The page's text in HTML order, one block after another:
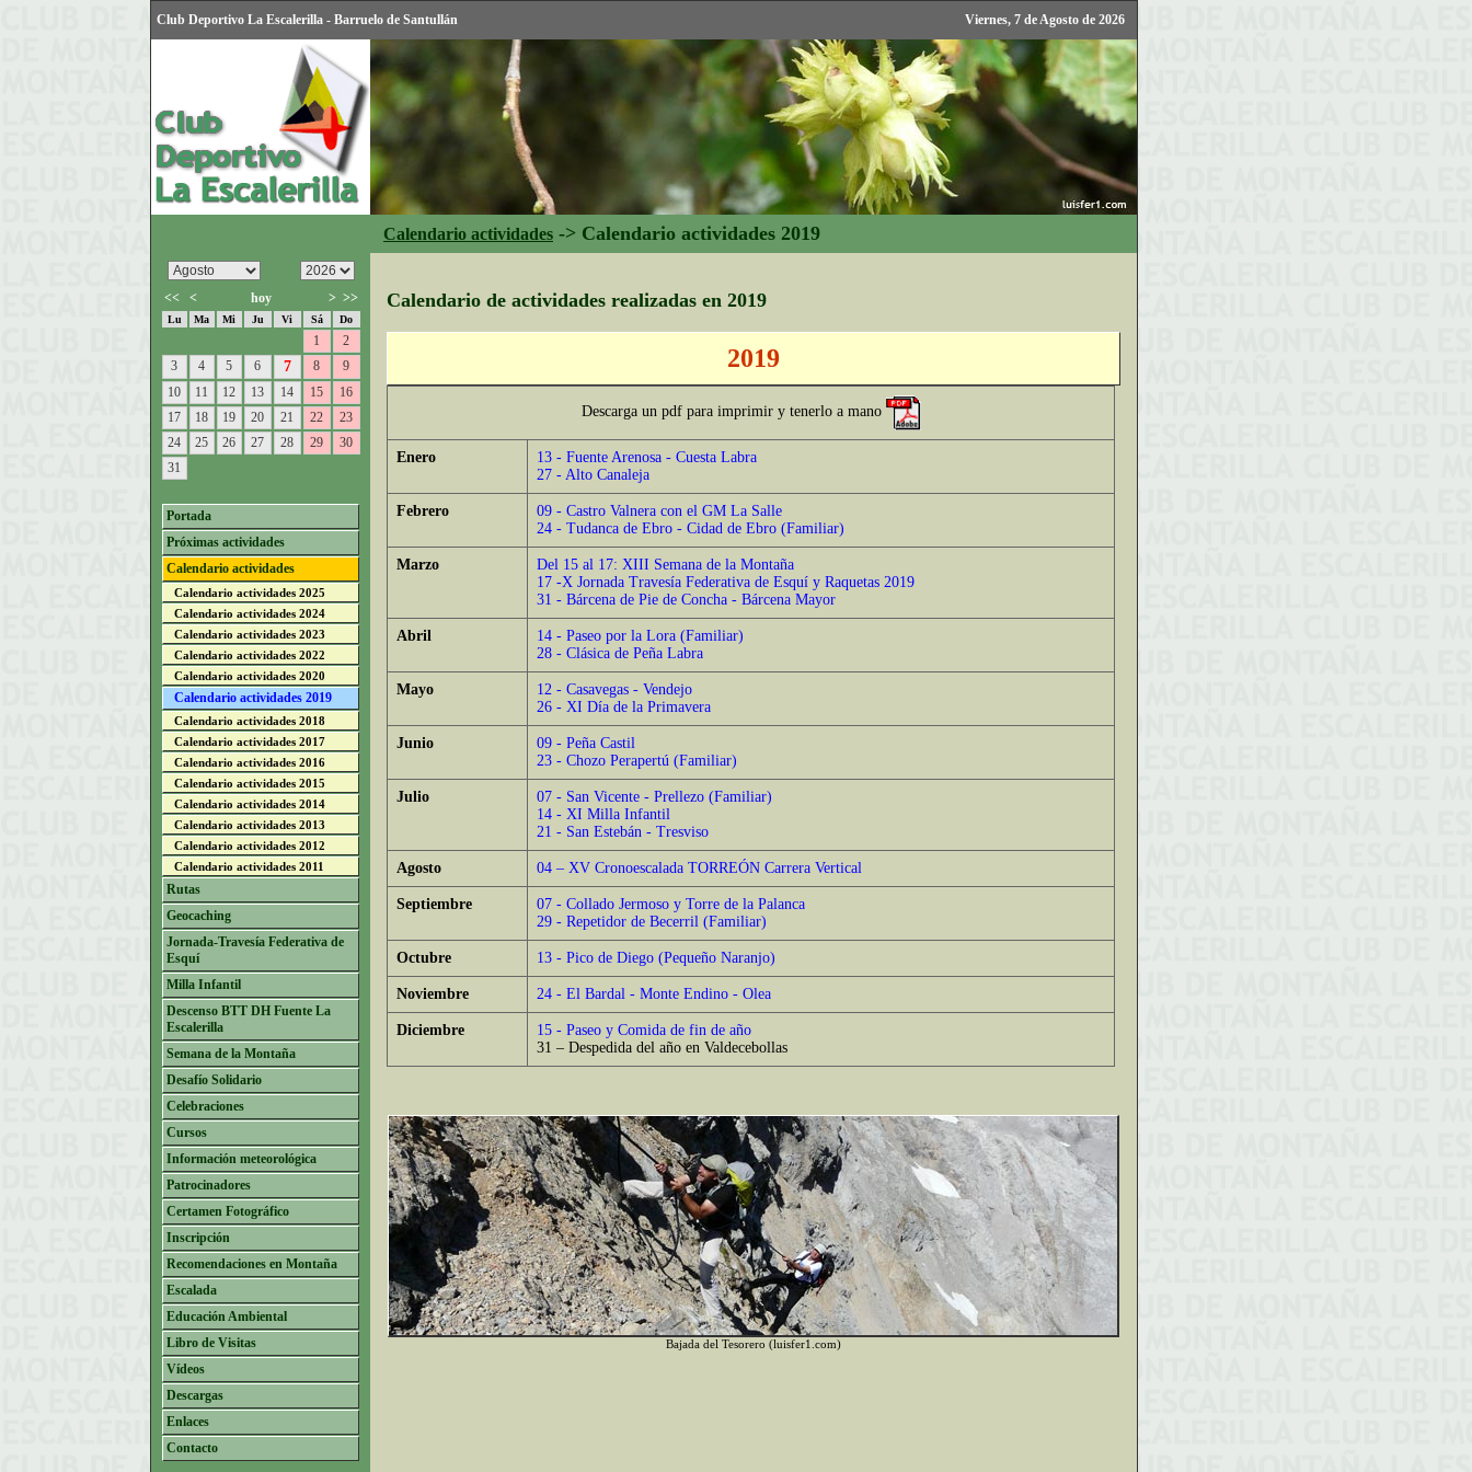
Club Deportivo La Escalerilla - Barruelo de Santullán Viernes, 7 de Agosto de 2026
Calendario actividades -> Calendario actividades 2019
<< < hoy > >>
Lu Ma Mi Ju Vi Sá Do
1
2
3
4 5 6 7 8
9
10
11 12 13 14 15
16
17
18 19 20 21 22
23
24
25 26 27 28 29
30
31
Portada
Próximas actividades
Calendario actividades
Calendario actividades 2025
Calendario actividades 2024
Calendario actividades 2023
Calendario actividades 2022
Calendario actividades 2020
Calendario actividades 2019
Calendario actividades 2018
Calendario actividades 2017
Calendario actividades 2016
Calendario actividades 2015
Calendario actividades 2014
Calendario actividades 2013
Calendario actividades 2012
Calendario actividades 2011
Rutas
Geocaching
Jornada-Travesía Federativa de
Esquí
Milla Infantil
Descenso BTT DH Fuente La
Escalerilla
Semana de la Montaña
Desafío Solidario
Celebraciones
Cursos
Información meteorológica
Patrocinadores
Certamen Fotográfico
Inscripción
Recomendaciones en Montaña
Escalada
Educación Ambiental
Libro de Visitas
Vídeos
Descargas
Enlaces
Contacto
Calendario de actividades realizadas en 2019
2019
Descarga un pdf para imprimir y tenerlo a mano
Enero
13 - Fuente Arenosa - Cuesta Labra
27 - Alto Canaleja
Febrero
09 - Castro Valnera con el GM La Salle
24 - Tudanca de Ebro - Cidad de Ebro (Familiar)
Marzo
Del 15 al 17: XIII Semana de la Montaña
17 -X Jornada Travesía Federativa de Esquí y Raquetas 2019
31 - Bárcena de Pie de Concha - Bárcena Mayor
Abril
14 - Paseo por la Lora (Familiar)
28 - Clásica de Peña Labra
Mayo
12 - Casavegas - Vendejo
26 - XI Día de la Primavera
Junio
09 - Peña Castil
23 - Chozo Perapertú (Familiar)
Julio
07 - San Vicente - Prellezo (Familiar)
14 - XI Milla Infantil
21 - San Estebán - Tresviso
Agosto 04 – XV Cronoescalada TORREÓN Carrera Vertical
Septiembre
07 - Collado Jermoso y Torre de la Palanca
29 - Repetidor de Becerril (Familiar)
Octubre 13 - Pico de Diego (Pequeño Naranjo)
Noviembre 24 - El Bardal - Monte Endino - Olea
Diciembre
15 - Paseo y Comida de fin de año
31 – Despedida del año en Valdecebollas
Bajada del Tesorero (luisfer1.com)